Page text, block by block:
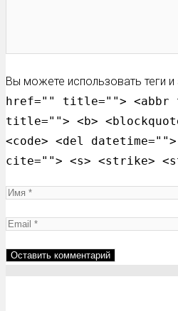
Вы можете использовать теги и
href="" title=""> <abbr
title=""> <b>
<code> <del
cite=""> <s> <strike>